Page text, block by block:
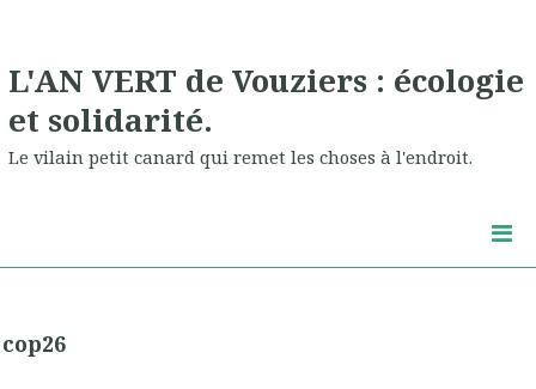
L'AN VERT de Vouziers : écologie
et solidarité.
Le vilain petit canard qui remet les choses à l'endroit.
cop26